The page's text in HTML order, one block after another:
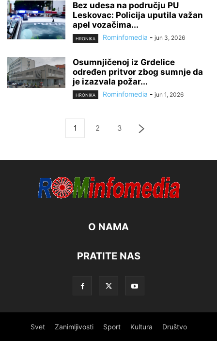
Bez udesa na području PU
Leskovac: Policija uputila važan
apel vozačima...
HRONIKA Rominfomedia - jun 3, 2026
Osumnjičenoj iz Grdelice
određen pritvor zbog sumnje da
je izazvala požar...
HRONIKA Rominfomedia - jun 1, 2026
1 2 3
O NAMA
PRATITE NAS
Svet Zanimljivosti Sport Kultura Društvo